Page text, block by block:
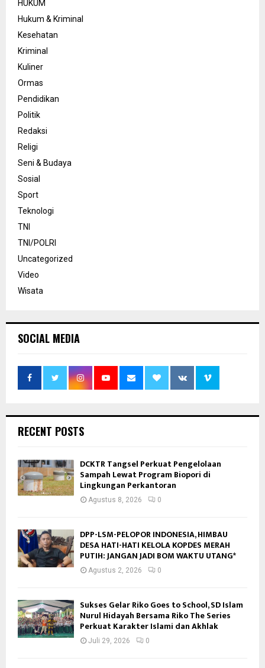
HUKUM
Hukum & Kriminal
Kesehatan
Kriminal
Kuliner
Ormas
Pendidikan
Politik
Redaksi
Religi
Seni & Budaya
Sosial
Sport
Teknologi
TNI
TNI/POLRI
Uncategorized
Video
Wisata
SOCIAL MEDIA
RECENT POSTS
DCKTR Tangsel Perkuat Pengelolaan
Sampah Lewat Program Biopori di
Lingkungan Perkantoran
Agustus 8, 2026 0
DPP-LSM-PELOPOR INDONESIA, HIMBAU
DESA HATI-HATI KELOLA KOPDES MERAH
PUTIH: JANGAN JADI BOM WAKTU UTANG*
Agustus 2, 2026 0
Sukses Gelar Riko Goes to School, SD Islam
Nurul Hidayah Bersama Riko The Series
Perkuat Karakter Islami dan Akhlak
Juli 29, 2026 0